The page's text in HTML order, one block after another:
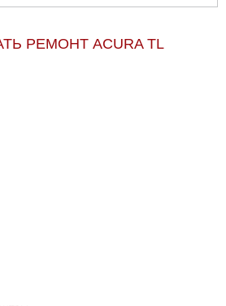
РЕМОНТ ACURA TL